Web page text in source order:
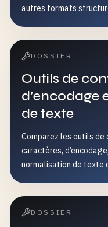
autres formats
DOSSIER
Outils de
d’encodage
de texte
Comparez les outils de
caractères,
normalisation de texte
DOSSIER